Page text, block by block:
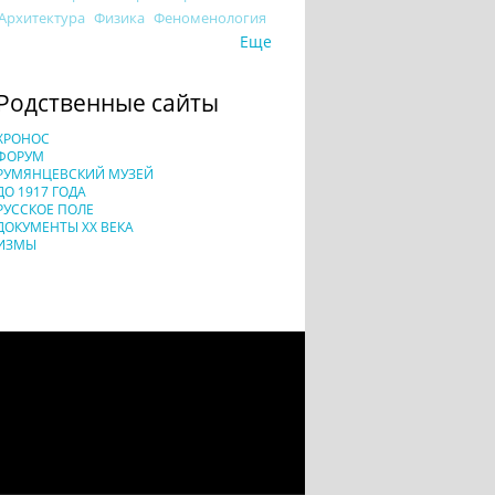
Физика Феноменология
Еще
сайты
МУЗЕЙ
1917 ГОДА
ПОЛЕ
XX ВЕКА